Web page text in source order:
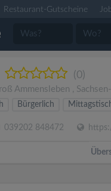
Restaurant-Gutscheine
(0)
Ammensleben ,
Bürgerlich
039202 848472